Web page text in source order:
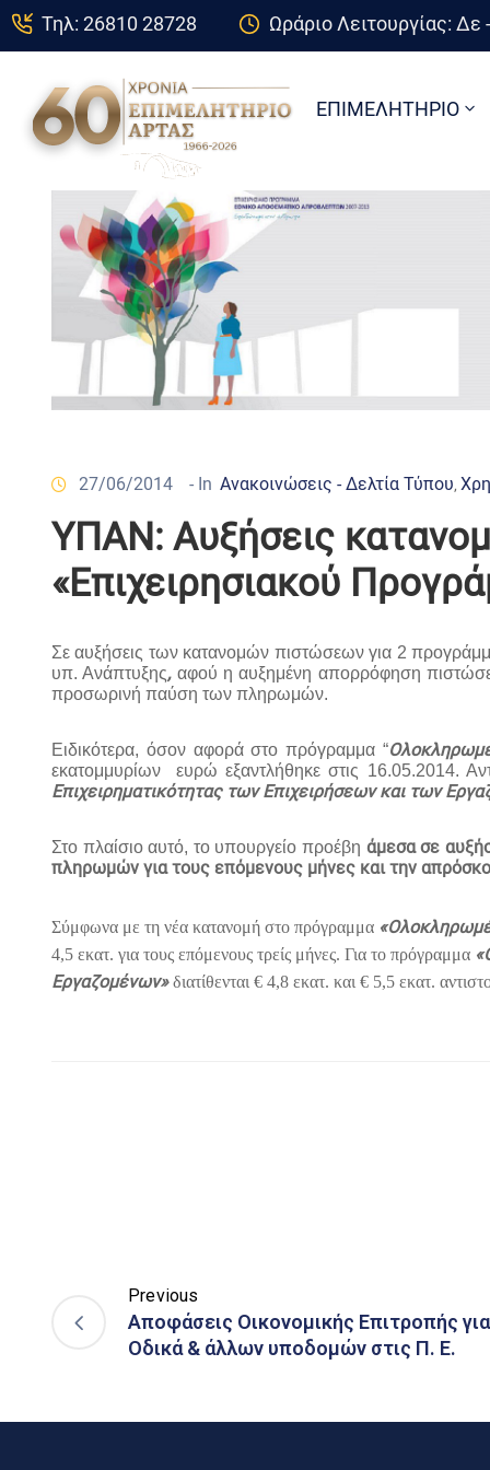
Τηλ: 26810 28728 Ωράριο Λειτουργίας:
ΕΠΙΜΕΛΗΤΗΡΙΟ
27/06/2014 - In Ανακοινώσεις - Δελτία Τύπου‚
ΥΠΑΝ: Αυξήσεις
«Επιχειρησιακού
Σε αυξήσεις των κατανομών πιστώσεων για 2
υπ. Ανάπτυξης,αφού η αυξημένη απορρόφηση
προσωρινή παύση των πληρωμών.
Ειδικότερα, όσον αφορά στο πρόγραμμα “
εκατομμυρίων ευρώ εξαντλήθηκε στις 16.05.2014.
Επιχειρηματικότητας των Επιχειρήσεων και των
Στο πλαίσιο αυτό, το υπουργείο προέβη άμεσα σε
πληρωμών για τους επόμενους μήνες και την
Σύμφωνα με τη νέα κατανομή στο πρόγραμμα
4,5 εκατ. για τους επόμενους τρείς μήνες. Για το πρόγραμμα
Εργαζομένων»διατίθενται € 4,8 εκατ. και € 5,5 εκατ.
Previous
Αποφάσεις Οικονομικής Επιτροπής
Οδικά & άλλων υποδομών στις Π. Ε.